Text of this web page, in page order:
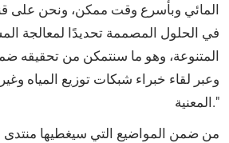
المائي وبأسرع وقت ممكن، ونحن على
في الحلول المصممة تحديدًا لمعالجة
المتنوعة، وهو ما سنتمكن من تحقيقه
وعبر لقاء خبراء شبكات توزيع المياه
المعنية."
من ضمن المواضيع التي سيغطيها منتدى